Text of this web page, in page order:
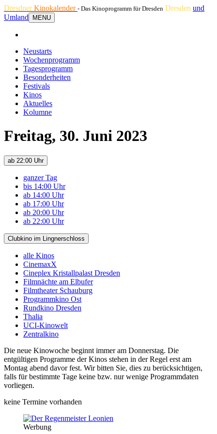
DresdnerKinokalender - Das Kinoprogramm für Dresden Dresden und
Umland
MENU
Neustarts
Wochenprogramm
Tagesprogramm
Besonderheiten
Festivals
Kinos
Aktuelles
Kolumne
Freitag, 30. Juni 2023
ab 22:00 Uhr
ganzer Tag
bis 14:00 Uhr
ab 14:00 Uhr
ab 17:00 Uhr
ab 20:00 Uhr
ab 22:00 Uhr
Clubkino im Lingnerschloss
alle Kinos
CinemaxX
Cineplex Kristallpalast Dresden
Filmnächte am Elbufer
Filmtheater Schauburg
Programmkino Ost
Rundkino Dresden
Thalia
UCI-Kinowelt
Zentralkino
Die neue Kinowoche beginnt immer am Donnerstag. Die
entgültigen Programme der Kinos stehen in der Regel erst am
Montag abend davor fest. Wir bitten Sie, dies zu berücksichtigen,
falls für bestimmte Tage keine bzw. nur wenige Programmdaten
vorliegen.
keine Termine vorhanden
Werbung